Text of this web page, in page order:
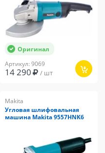
Оригинал
Артикул: 9069
14 290 / шт
Makita
Угловая шлифовальная
машина Makita 9557HNK6